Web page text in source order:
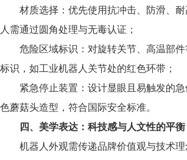
材质选择：优先使用抗冲击、防滑、
人需通过圆角处理与无毒认证；
危险区域标识：对旋转关节、高温部
标识，如工业机器人关节处的红色环带；
紧急停止装置：设计显眼且易触发的
色蘑菇头造型，符合国际安全标准。
四、美学表达：科技感与人文性的平衡
机器人外观需传递品牌价值观与技术